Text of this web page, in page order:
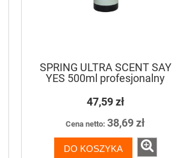
SPRING ULTRA SCENT SAY
YES 500ml profesjonalny
odświeżacz powietrza
47,59 zł
Cena netto: 38,69 zł
DO KOSZYKA